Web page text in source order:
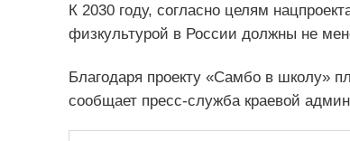
К 2030 году, согласно целям
физкультурой в России должны не
Благодаря проекту «Самбо в школу»
сообщает пресс-служба краевой